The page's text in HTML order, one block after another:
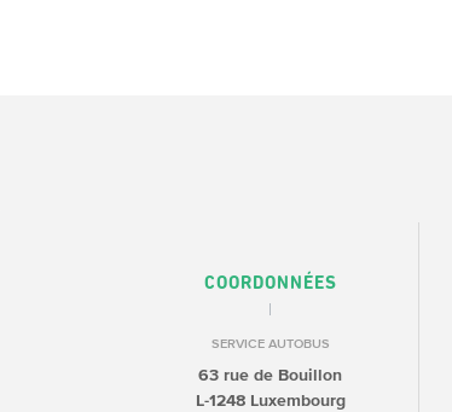
COORDONNÉES
SERVICE AUTOBUS
63 rue de Bouillon
L-1248 Luxembourg